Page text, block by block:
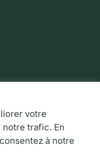
votre
trafic. En
à notre